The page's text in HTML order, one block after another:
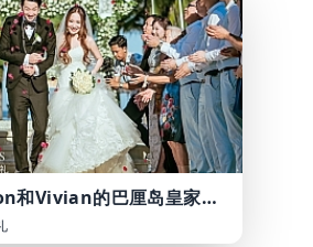
深圳Jefferson和Vivian的巴厘岛皇家桑川海外婚礼照片